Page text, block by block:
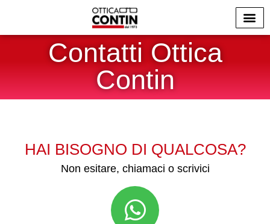
Contatti Ottica
Contin
HAI BISOGNO DI QUALCOSA?
Non esitare, chiamaci o scrivici